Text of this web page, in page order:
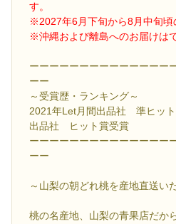
す。
※2027年6月下旬から8月中旬頃
※沖縄および離島へのお届けは
ーーーーーーーーーーーーーー
ーー
～受賞歴・ランキング～
2021年Let月間出品社 準ヒッ
出品社 ヒット賞受賞
ーーーーーーーーーーーーーー
ーー
～山梨の朝どれ桃を産地直送い
桃の名産地、山梨の青果店だか